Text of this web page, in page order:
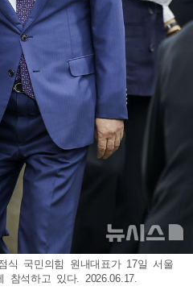
식 국민의힘 원내대표가 17일 서울
참석하고 있다. 2026.06.17.